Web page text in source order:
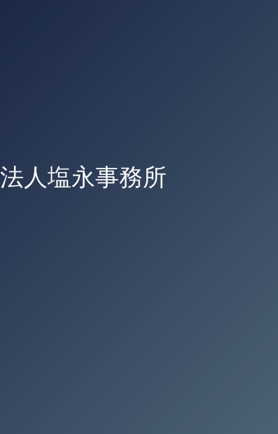
人塩永事務所